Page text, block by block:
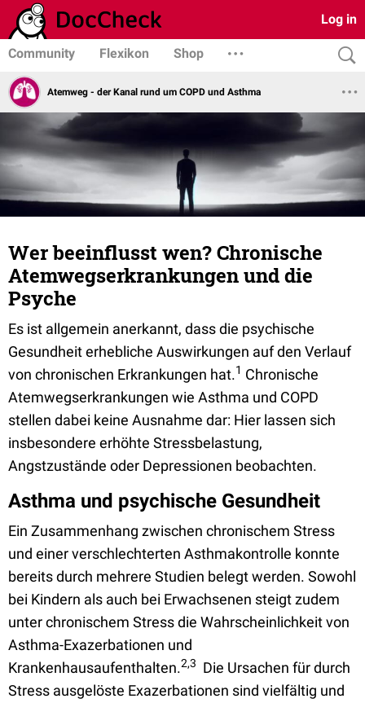
Log in
Community Flexikon Shop
Atemweg - der Kanal rund um COPD und Asthma
Wer beeinflusst wen? Chronische
Atemwegserkrankungen und die
Psyche
Es ist allgemein anerkannt, dass die psychische
Gesundheit erhebliche Auswirkungen auf den Verlauf
von chronischen Erkrankungen hat.1 Chronische
Atemwegserkrankungen wie Asthma und COPD
stellen dabei keine Ausnahme dar: Hier lassen sich
insbesondere erhöhte Stressbelastung,
Angstzustände oder Depressionen beobachten.
Asthma und psychische Gesundheit
Ein Zusammenhang zwischen chronischem Stress
und einer verschlechterten Asthmakontrolle konnte
bereits durch mehrere Studien belegt werden. Sowohl
bei Kindern als auch bei Erwachsenen steigt zudem
unter chronischem Stress die Wahrscheinlichkeit von
Asthma-Exazerbationen und
Krankenhausaufenthalten.2,3
Die Ursachen für durch
Stress ausgelöste Exazerbationen sind vielfältig und